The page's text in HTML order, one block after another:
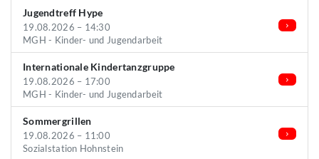
Jugendtreff Hype
19.08.2026 – 14:30
MGH - Kinder- und Jugendarbeit
Internationale Kindertanzgruppe
19.08.2026 – 17:00
MGH - Kinder- und Jugendarbeit
Sommergrillen
19.08.2026 – 11:00
Sozialstation Hohnstein